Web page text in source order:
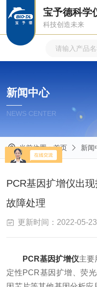
宝予德科学
科技创造未来
新闻中心
NEWS CENTER
当前位置：首页 新闻
PCR基因扩增仪出
故障处理
更新时间：2022-05-23
PCR基因扩增仪主要
定性PCR基因扩增、荧